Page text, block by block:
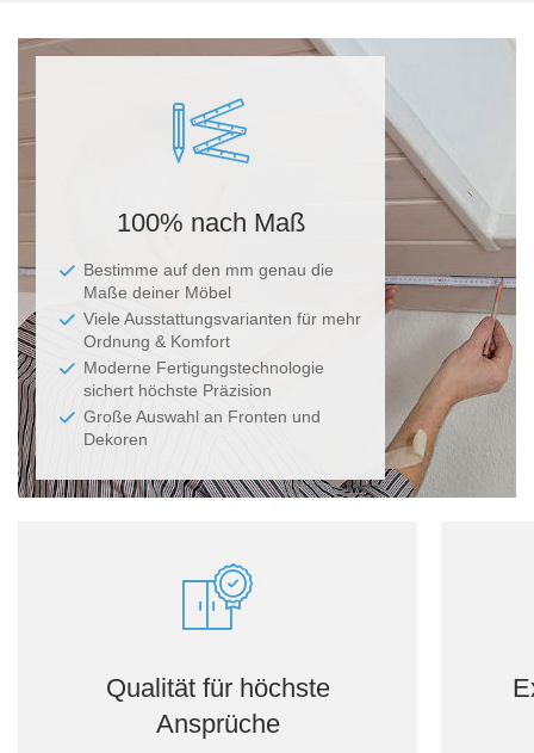
100% nach Maß
Bestimme auf den mm genau die
Maße deiner Möbel
Viele Ausstattungsvarianten für mehr
Ordnung & Komfort
Moderne Fertigungstechnologie
sichert höchste Präzision
Große Auswahl an Fronten und
Dekoren
Qualität für höchste
Ansprüche